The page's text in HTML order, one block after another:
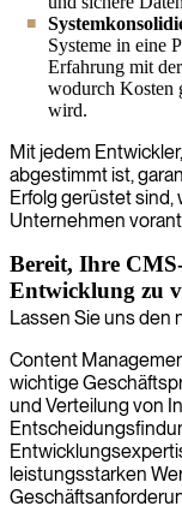
Systeme in eine
Erfahrung mit
wodurch Kosten
wird.
Mit jedem
abgestimmt ist,
Erfolg gerüstet
Unternehmen
Bereit, Ihre
Entwicklung zu
Lassen Sie uns den
Content
wichtige
und Verteilung von
leistungsstarken